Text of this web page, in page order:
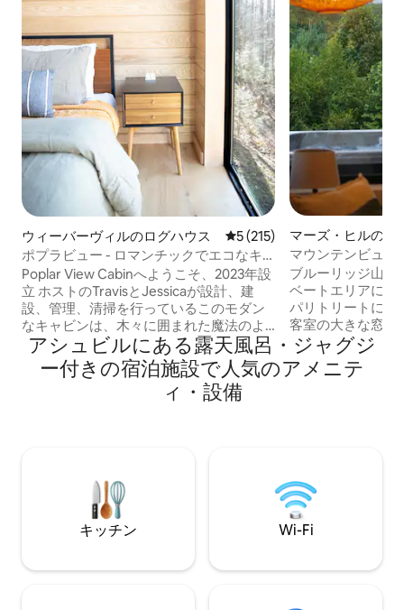
ウィーバーヴィルのログハウス レビュー215件、5つ星中5つ
5 (215)
ポプラビュー - ロマンチックでエコなキ
ャビン（露天風呂・ジャグジー付き）
Poplar View Cabinへようこそ、2023年設
立 ホストのTravisとJessicaが設計、建
設、管理、清掃を行っているこのモダン
なキャビンは、木々に囲まれた魔法のよ
うな休暇先です！ 記念日、誕生日、ハネ
ムーン、特別な機会をポプラビューキャ
ビンでお祝いしましょう。 ウィーバービ
ルのダウンタウンまで10分以内。アシュ
Reynoldsandpoplarview.directstays
マーズ・ヒルのロ
マウンテンビュー
天風呂、トレイル
ブルーリッジ山脈
ベートエリアにあ
パリトリートにぜ
客室の大きな窓か
る素晴らしい景
す。森林の小道を
しい景色が待って
す。 スキー・ハトリーポワントまで20分
アシュビルまで33
イルまで14分 マ
ズビル19分
アシュビルにある露天風呂・ジャグジ
ー付きの宿泊施設で人気のアメニテ
ィ・設備
キッチン Wi-Fi